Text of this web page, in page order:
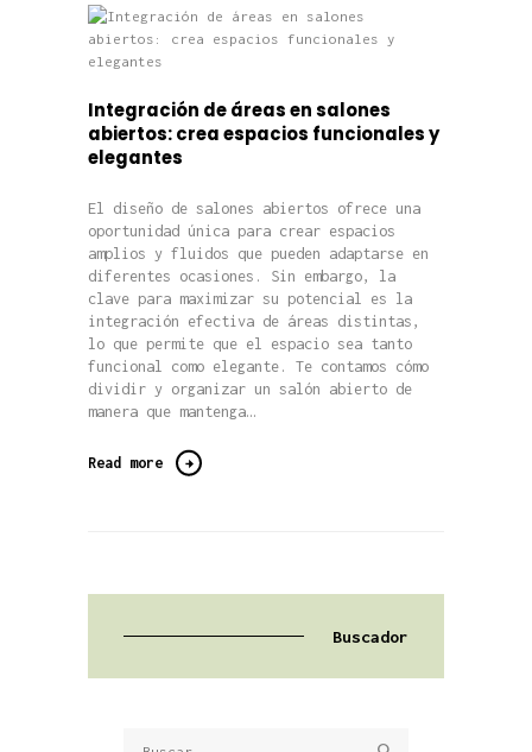
Integración de áreas en salones
abiertos: crea espacios funcionales y
elegantes
El diseño de salones abiertos ofrece una
oportunidad única para crear espacios
amplios y fluidos que pueden adaptarse en
diferentes ocasiones. Sin embargo, la
clave para maximizar su potencial es la
integración efectiva de áreas distintas,
lo que permite que el espacio sea tanto
funcional como elegante. Te contamos cómo
dividir y organizar un salón abierto de
manera que mantenga…
Read more
Buscador